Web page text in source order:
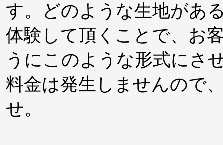
す。どのような生地があ
体験して頂くことで、お
うにこのような形式にさ
料金は発生しませんので
せ。